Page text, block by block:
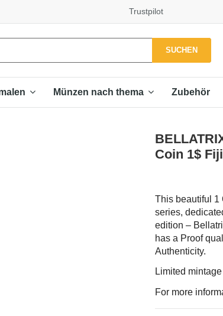
Trustpilot
SUCHEN
Münzen nach thema Zubehör
Coin 1$
This beautiful 1
series,
edition –
has a Proof
Authenticity.
Limited
For more